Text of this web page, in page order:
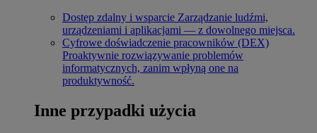
Dostęp zdalny i wsparcie Zarządzanie ludźmi,
urządzeniami i aplikacjami — z dowolnego miejsca.
Cyfrowe doświadczenie pracowników (DEX)
Proaktywnie rozwiązywanie problemów
informatycznych, zanim wpłyną one na
produktywność.
Inne przypadki użycia